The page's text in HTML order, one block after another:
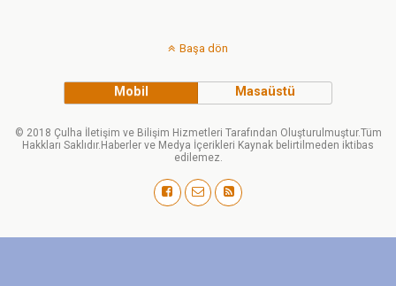
Başa dön
Mobil Masaüstü
© 2018 Çulha İletişim ve Bilişim Hizmetleri Tarafından Oluşturulmuştur.Tüm
Hakkları Saklıdır.Haberler ve Medya İçerikleri Kaynak belirtilmeden iktibas
edilemez.